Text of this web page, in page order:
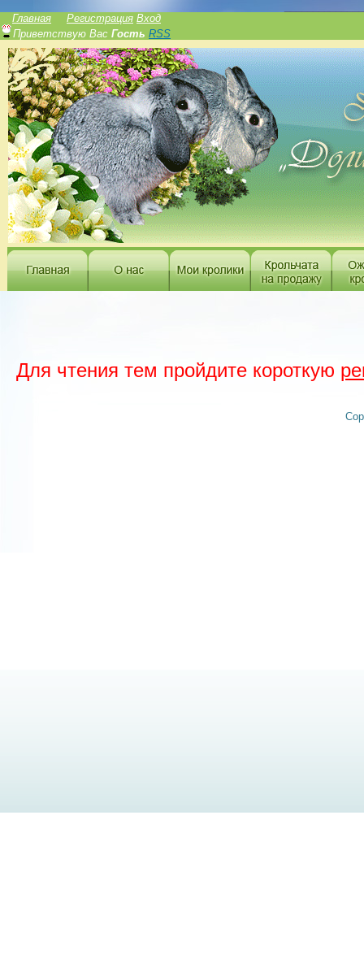
Главная
Регистрация Вход
Приветствую Вас Гость RSS
Для чтения тем пройдите короткую